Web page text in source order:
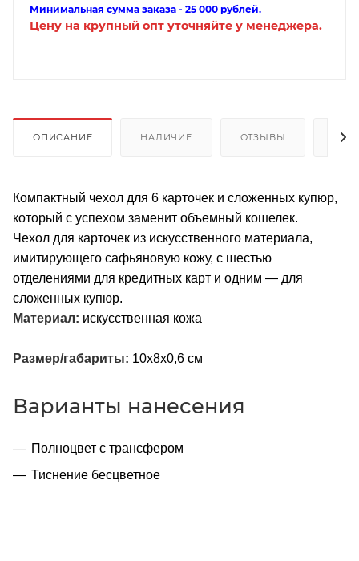
Минимальная сумма заказа - 25 000 рублей.
Цену на крупный опт уточняйте у менеджера.
ОПИСАНИЕ НАЛИЧИЕ ОТЗЫВЫ
Компактный чехол для 6 карточек и сложенных купюр,
который с успехом заменит объемный кошелек.
Чехол для карточек из искусственного материала,
имитирующего сафьяновую кожу, с шестью
отделениями для кредитных карт и одним — для
сложенных купюр.
Материал: искусственная кожа
Размер/габариты: 10х8x0,6 см
Варианты нанесения
Полноцвет с трансфером
Тиснение бесцветное